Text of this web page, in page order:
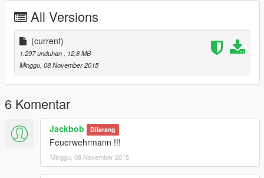
=>mods/update/update.rpf/common/data/levels/gta5/vehicles.
meta
- Brandweerman:
INSTALL INTO FOLDER =>
mods/update/x64/dlcpacks/patchday3ng/dlc.rpf/x64/models/cdi
mages/patchday3ng.rpf
- Brandweerhelm:
INSTALL INTO FOLDER =>
mods/x64e.rpf/models/cdimages/pedprops.rpf
All Versions
(current)
1.297 unduhan
, 12,8 MB
Minggu, 08 November 2015
6 Komentar
Jackbob Dilarang
Feuerwehrmann !!!
Minggu, 08 November 2015